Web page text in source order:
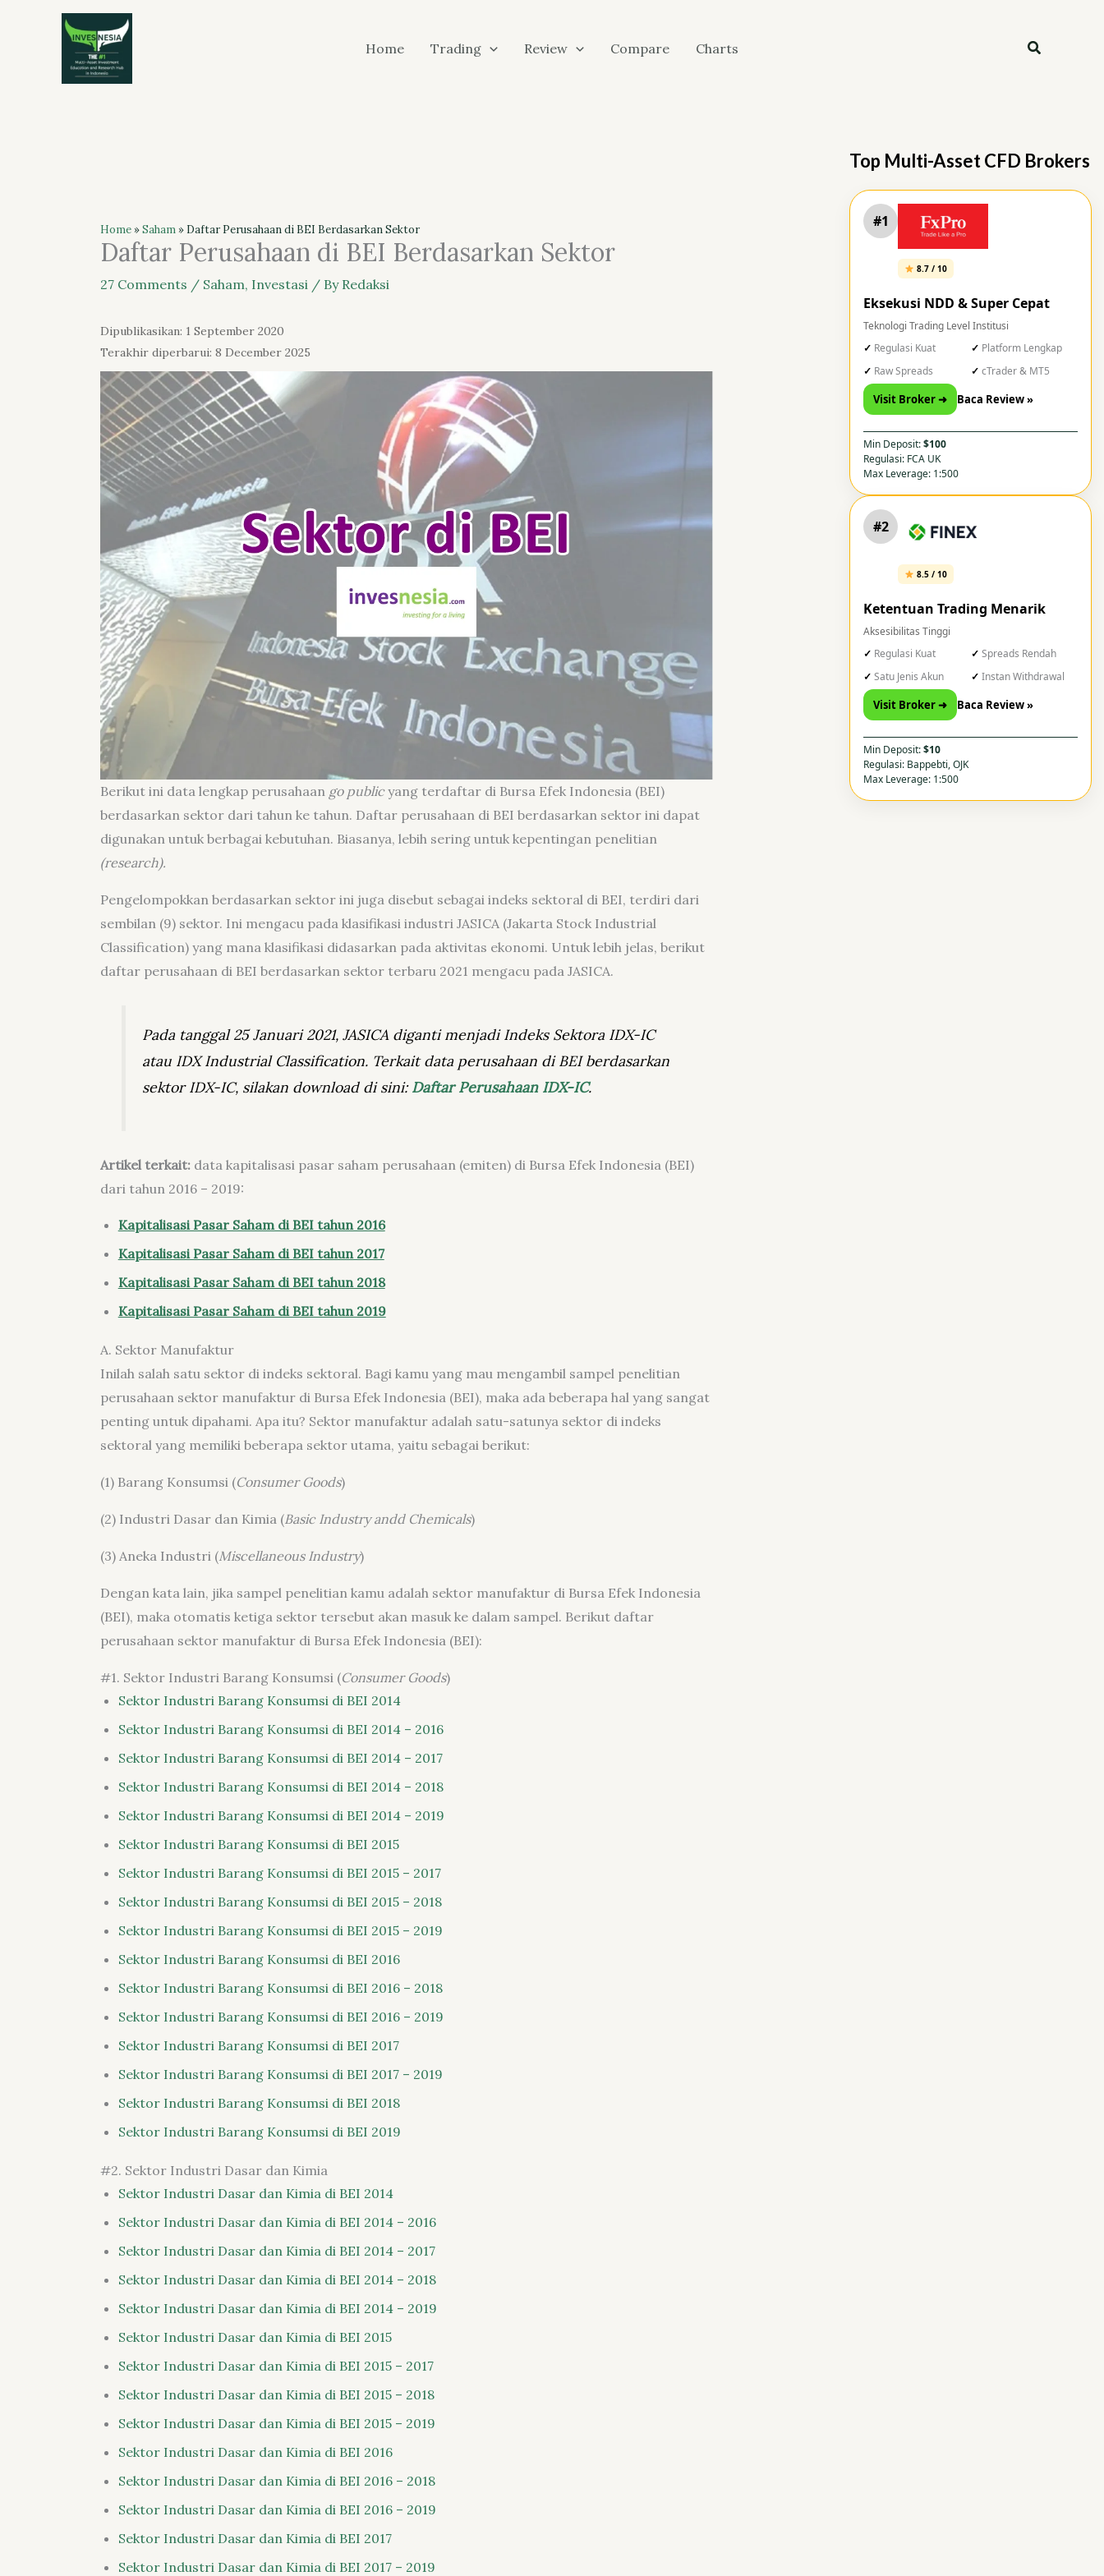
Home Trading Review Compare Charts Search
Home»Saham» Daftar Perusahaan di BEI Berdasarkan Sektor
Daftar Perusahaan di BEI Berdasarkan Sektor
27 Comments / Saham, Investasi/ By Redaksi
Dipublikasikan: 1 September 2020
Terakhir diperbarui: 8 December 2025
Berikut ini data lengkap perusahaan go publicyang terdaftar di Bursa Efek Indonesia (BEI)
berdasarkan sektor dari tahun ke tahun. Daftar perusahaan di BEI berdasarkan sektor ini dapat
digunakan untuk berbagai kebutuhan. Biasanya, lebih sering untuk kepentingan penelitian
(research).
Pengelompokkan berdasarkan sektor ini juga disebut sebagai indeks sektoral di BEI, terdiri dari
sembilan (9) sektor. Ini mengacu pada klasifikasi industri JASICA (Jakarta Stock Industrial
Classification) yang mana klasifikasi didasarkan pada aktivitas ekonomi. Untuk lebih jelas, berikut
daftar perusahaan di BEI berdasarkan sektor terbaru 2021 mengacu pada JASICA.
Pada tanggal 25 Januari 2021, JASICA diganti menjadi Indeks Sektora IDX-IC
atau IDX Industrial Classification. Terkait data perusahaan di BEI berdasarkan
sektor IDX-IC, silakan download di sini:Daftar Perusahaan IDX-IC.
Artikel terkait:data kapitalisasi pasar saham perusahaan (emiten) di Bursa Efek Indonesia (BEI)
dari tahun 2016 – 2019:
Kapitalisasi Pasar Saham di BEI tahun 2016
Kapitalisasi Pasar Saham di BEI tahun 2017
Kapitalisasi Pasar Saham di BEI tahun 2018
Kapitalisasi Pasar Saham di BEI tahun 2019
A. Sektor Manufaktur
Inilah salah satu sektor di indeks sektoral. Bagi kamu yang mau mengambil sampel penelitian
perusahaan sektor manufaktur di Bursa Efek Indonesia (BEI), maka ada beberapa hal yang sangat
penting untuk dipahami. Apa itu? Sektor manufaktur adalah satu-satunya sektor di indeks
sektoral yang memiliki beberapa sektor utama, yaitu sebagai berikut:
(1) Barang Konsumsi (Consumer Goods)
(2) Industri Dasar dan Kimia (Basic Industry andd Chemicals)
(3) Aneka Industri (Miscellaneous Industry)
Dengan kata lain, jika sampel penelitian kamu adalah sektor manufaktur di Bursa Efek Indonesia
(BEI), maka otomatis ketiga sektor tersebut akan masuk ke dalam sampel. Berikut daftar
perusahaan sektor manufaktur di Bursa Efek Indonesia (BEI):
#1. Sektor Industri Barang Konsumsi (Consumer Goods)
Sektor Industri Barang Konsumsi di BEI 2014
Sektor Industri Barang Konsumsi di BEI 2014 – 2016
Sektor Industri Barang Konsumsi di BEI 2014 – 2017
Sektor Industri Barang Konsumsi di BEI 2014 – 2018
Sektor Industri Barang Konsumsi di BEI 2014 – 2019
Sektor Industri Barang Konsumsi di BEI 2015
Sektor Industri Barang Konsumsi di BEI 2015 – 2017
Sektor Industri Barang Konsumsi di BEI 2015 – 2018
Sektor Industri Barang Konsumsi di BEI 2015 – 2019
Sektor Industri Barang Konsumsi di BEI 2016
Sektor Industri Barang Konsumsi di BEI 2016 – 2018
Sektor Industri Barang Konsumsi di BEI 2016 – 2019
Sektor Industri Barang Konsumsi di BEI 2017
Sektor Industri Barang Konsumsi di BEI 2017 – 2019
Sektor Industri Barang Konsumsi di BEI 2018
Sektor Industri Barang Konsumsi di BEI 2019
#2. Sektor Industri Dasar dan Kimia
Sektor Industri Dasar dan Kimia di BEI 2014
Sektor Industri Dasar dan Kimia di BEI 2014 – 2016
Sektor Industri Dasar dan Kimia di BEI 2014 – 2017
Sektor Industri Dasar dan Kimia di BEI 2014 – 2018
Sektor Industri Dasar dan Kimia di BEI 2014 – 2019
Sektor Industri Dasar dan Kimia di BEI 2015
Sektor Industri Dasar dan Kimia di BEI 2015 – 2017
Sektor Industri Dasar dan Kimia di BEI 2015 – 2018
Sektor Industri Dasar dan Kimia di BEI 2015 – 2019
Sektor Industri Dasar dan Kimia di BEI 2016
Sektor Industri Dasar dan Kimia di BEI 2016 – 2018
Sektor Industri Dasar dan Kimia di BEI 2016 – 2019
Sektor Industri Dasar dan Kimia di BEI 2017
Sektor Industri Dasar dan Kimia di BEI 2017 – 2019
Top Multi-Asset CFD Brokers
#1
8.7 / 10
Eksekusi NDD & Super Cepat
Teknologi Trading Level Institusi
Regulasi Kuat
Platform Lengkap
Raw Spreads
cTrader & MT5
Visit Broker ➜ Baca Review »
Min Deposit:$100
Regulasi: FCA UK
Max Leverage: 1:500
#2
8.5 / 10
Ketentuan Trading Menarik
Aksesibilitas Tinggi
Regulasi Kuat
Spreads Rendah
Satu Jenis Akun
Instan Withdrawal
Visit Broker ➜ Baca Review »
Min Deposit:$10
Regulasi: Bappebti, OJK
Max Leverage: 1:500